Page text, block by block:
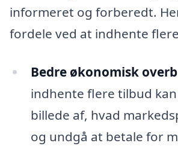
informeret og forberedt.
fordele ved at indhente
Bedre økonomisk
indhente flere tilbud
billede af, hvad
og undgå at betale for